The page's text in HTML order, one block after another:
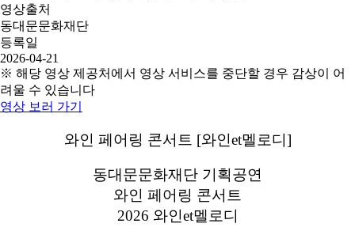
영상출처
동대문문화재단
등록일
2026-04-21
※ 해당 영상 제공처에서 영상 서비스를 중단할 경우 감상이 어
려울 수 있습니다
영상 보러 가기
와인 페어링 콘서트 [와인et멜로디]
동대문문화재단 기획공연
와인 페어링 콘서트
2026 와인et멜로디